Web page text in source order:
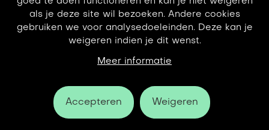
© 2006-2026 Travi privacy policy
als je deze site wil bezoeken. Andere cookies
gebruiken we voor analysedoeleinden. Deze kan je
weigeren indien je dit wenst.
Meer informatie
Accepteren Weigeren